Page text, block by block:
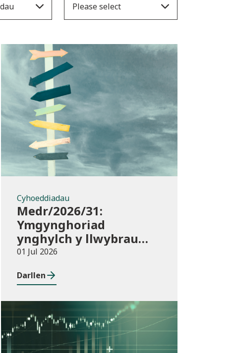
Please select
Cyhoeddiadau
Cyhoeddiadau
Medr/2026/31:
Ymgynghoriad
ynghylch y llwybrau
newydd arfaethedig yn
Prentisiaeth Adeiladu a
01 Jul 2026
Darllen